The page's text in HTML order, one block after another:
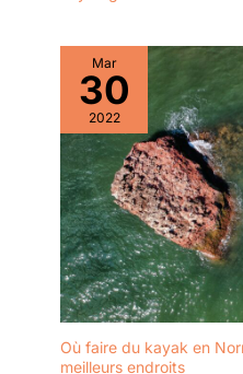
Mar
30
2022
Où faire du kayak en
meilleurs endroits